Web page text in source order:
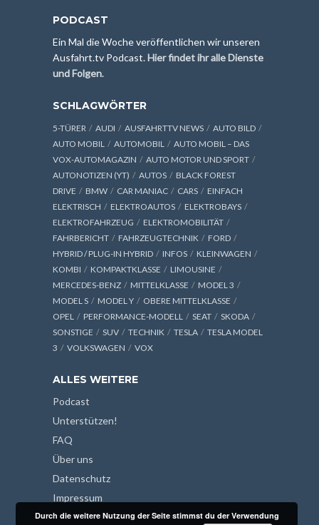
PODCAST
Ein Mal die Woche veröffentlichen wir unseren
Ausfahrt.tv Podcast.Hier findet ihr alle Dienste
und Folgen.
SCHLAGWÖRTER
5-TÜRER AUDI AUSFAHRTTV NEWS
AUTO BILD
AUTO MOBIL
AUTOMOBIL
AUTO MOBIL – DAS
VOX-AUTOMAGAZIN
AUTO MOTOR UND SPORT
AUTONOTIZEN (YT)
AUTOS
BLACK FOREST
DRIVE
BMW CAR MANIAC CARS
EINFACH
ELEKTRISCH
ELEKTROAUTOS
ELEKTROBAYS
ELEKTROFAHRZEUG
ELEKTROMOBILITÄT
FAHRBERICHT
FAHRZEUGTECHNIK
FORD
HYBRID / PLUG-IN HYBRID
INFOS
KLEINWAGEN
KOMBI
KOMPAKTKLASSE
LIMOUSINE
MERCEDES-BENZ
MITTELKLASSE
MODEL 3
MODEL S
MODEL Y
OBERE MITTELKLASSE
OPEL
PERFORMANCE-MODELL SEAT
SKODA
SONSTIGE
SUV TECHNIK TESLA
TESLA MODEL
3
VOLKSWAGEN VOX
ALLES WEITERE
Podcast
Unterstützen!
FAQ
Über uns
Datenschutz
Impressum
Durch die weitere Nutzung der Seite stimmst du der Verwendung